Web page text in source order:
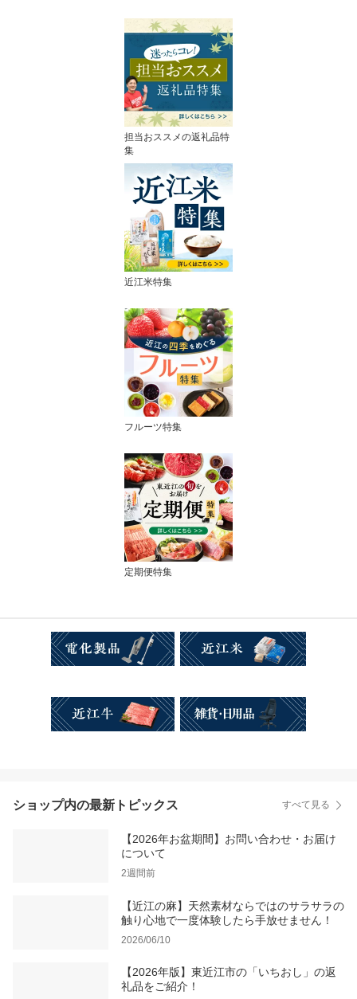
担当おススメの返礼品特
集
近江米特集
フルーツ特集
定期便特集
ショップ内の最新トピックス すべて見る
【2026年お盆期間】お問い合わせ・お届け
について
2週間前
【近江の麻】天然素材ならではのサラサラの
触り心地で一度体験したら手放せません！
2026/06/10
【2026年版】東近江市の「いちおし」の返
礼品をご紹介！